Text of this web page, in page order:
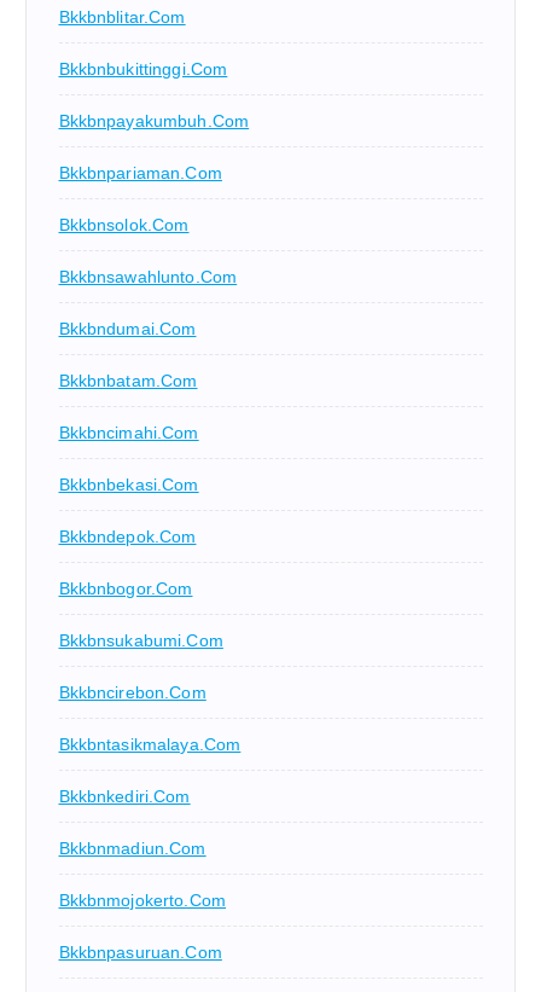
Bkkbnblitar.com
Bkkbnbukittinggi.com
Bkkbnpayakumbuh.com
Bkkbnpariaman.com
Bkkbnsolok.com
Bkkbnsawahlunto.com
Bkkbndumai.com
Bkkbnbatam.com
Bkkbncimahi.com
Bkkbnbekasi.com
Bkkbndepok.com
Bkkbnbogor.com
Bkkbnsukabumi.com
Bkkbncirebon.com
Bkkbntasikmalaya.com
Bkkbnkediri.com
Bkkbnmadiun.com
Bkkbnmojokerto.com
Bkkbnpasuruan.com